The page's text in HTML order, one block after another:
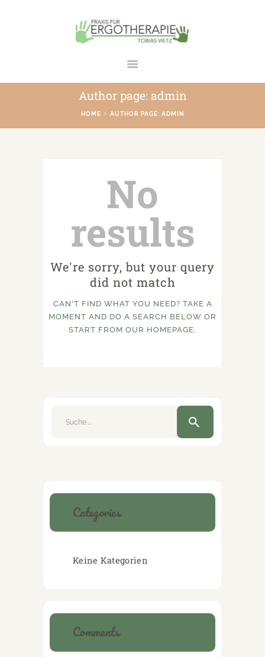
Author page: admin
HOME AUTHOR PAGE: ADMIN
ERGOTHERAPIE TOBIAS VIETZ
STARTSEITE
No
results
We're sorry, but your query
did not match
CAN'T FIND WHAT YOU NEED? TAKE A
MOMENT AND DO A SEARCH BELOW OR
START FROM OUR HOMEPAGE.
nach:
Categories
Keine Kategorien
Comments